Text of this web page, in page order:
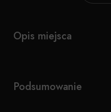
Opis miejsca
Podsumowanie